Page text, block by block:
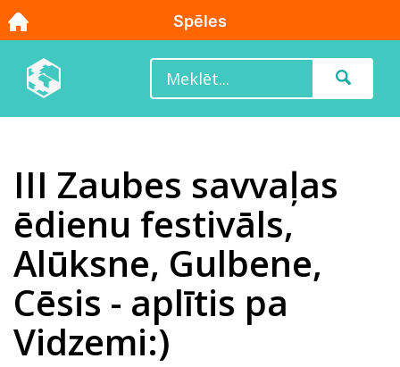
III Zaubes savvaļas
ēdienu festivāls,
Alūksne, Gulbene,
Cēsis - aplītis pa
Vidzemi:)